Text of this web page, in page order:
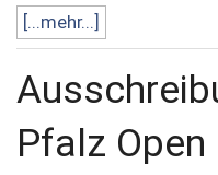
[...mehr...]
Pfalz Open